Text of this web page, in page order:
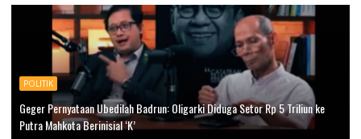
POLITIK
Geger Pernyataan Ubedilah Badrun: Oligarki Diduga Setor Rp 5 Triliun ke
Putra Mahkota Berinisial ‘K’